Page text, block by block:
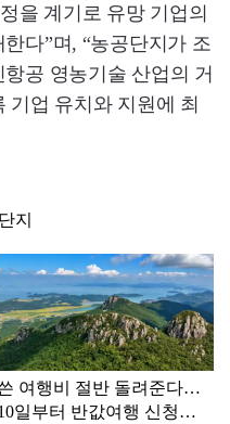
을 계기로 유망 기업의
다”며, “농공단지가 조
공 영농기술 산업의 거
기업 유치와 지원에 최
지
여행비 절반 돌려준다…
일부터 반값여행 신청받